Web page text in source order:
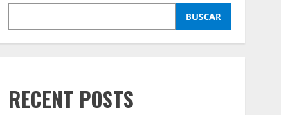
BUSCAR
RECENT POSTS